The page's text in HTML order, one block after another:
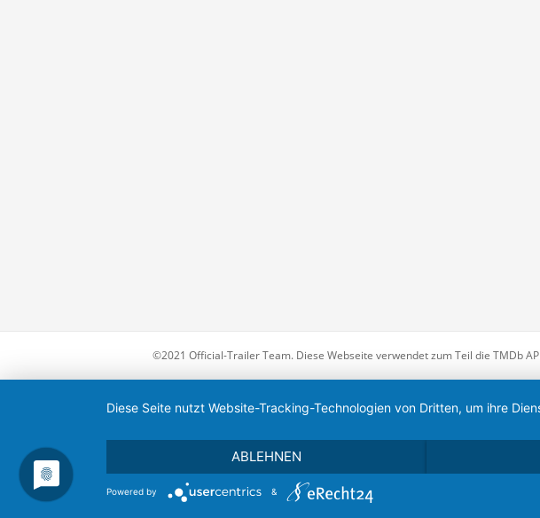
©2021 Official-Trailer Team. Diese Webseite verwendet zum Teil die TMDb
Diese Seite nutzt Website-Tracking-Technologien von Dritten, um ihre
ABLEHNEN
Powered by &